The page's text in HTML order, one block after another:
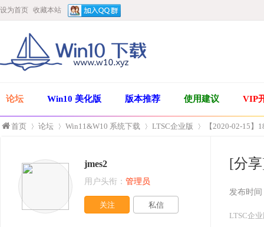
设为首页 收藏本站
论坛 Win10 美化版 版本推荐 使用建议 VIP
首页
»
论坛 Win11&W10 系统下载
›
LTSC企业版 【2020-02-15】
[分享
发布时间
LTSC企
jmes2
用户头衔： 管理员
关注 私信